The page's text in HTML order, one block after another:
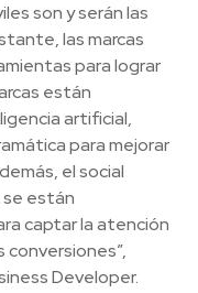
son y serán las
las marcas
para lograr
están
artificial,
para mejorar
el social
están
captar la atención
conversiones”,
Developer.